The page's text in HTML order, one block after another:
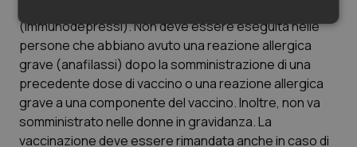
(immunodepressi). Non deve essere eseguita nelle
persone che abbiano avuto una reazione allergica
grave (anafilassi) dopo la somministrazione di una
precedente dose di vaccino o una reazione allergica
grave a una componente del vaccino. Inoltre, non va
somministrato nelle donne in gravidanza. La
vaccinazione deve essere rimandata anche in caso di
Necessari Statistici Marketing
Necessari Statistici Marketing